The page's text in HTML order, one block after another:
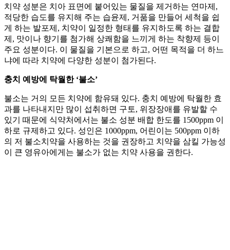
치약 성분은 치아 표면에 붙어있는 물질을 제거하는 연마제,
적당한 습도를 유지해 주는 습윤제, 거품을 만들어 세척을 쉽
게 하는 발포제, 치약이 일정한 형태를 유지하도록 하는 결합
제, 맛이나 향기를 첨가해 상쾌함을 느끼게 하는 착향제 등이
주요 성분이다. 이 물질을 기본으로 하고, 어떤 목적을 더 하느
냐에 따라 치약에 다양한 성분이 첨가된다.
충치 예방에 탁월한 ‘불소’
불소는 거의 모든 치약에 함유돼 있다. 충치 예방에 탁월한 효
과를 나타내지만 많이 섭취하면 구토, 위장장애를 유발할 수
있기 때문에 식약처에서는 불소 성분 배합 한도를 1500ppm 이
하로 규제하고 있다. 성인은 1000ppm, 어린이는 500ppm 이하
의 저 불소치약을 사용하는 것을 권장하고 치약을 삼킬 가능성
이 큰 영유아에게는 불소가 없는 치약 사용을 권한다.